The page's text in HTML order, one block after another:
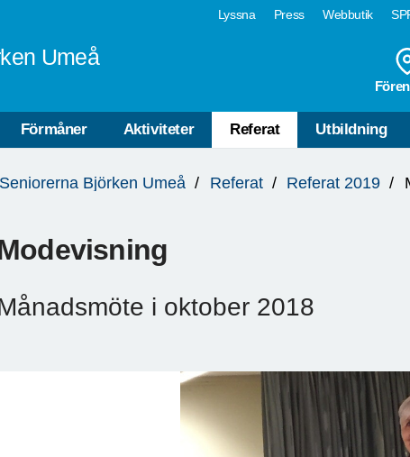
Lyssna Press Webbutik
Umeå
Förmåner Aktiviteter Referat Utbildning
Seniorerna Björken Umeå Referat Referat 2019
i oktober 2018